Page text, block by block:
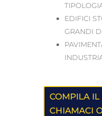
EDIFICI
GRANDI
COMPILA
CHIAMACI